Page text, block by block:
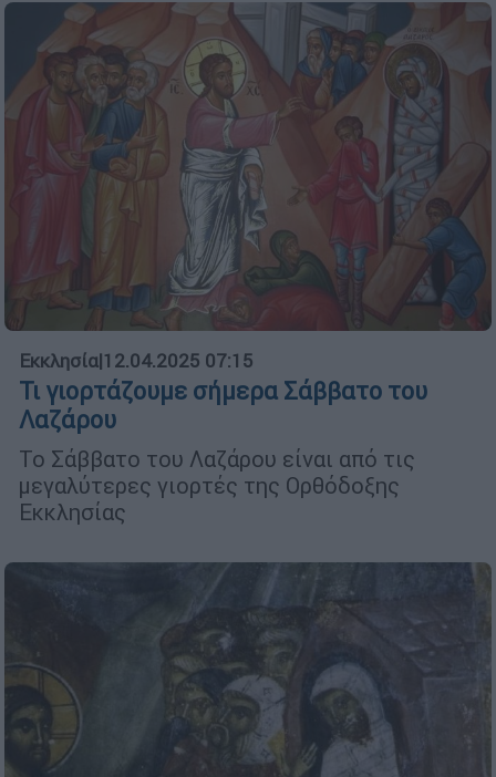
Εκκλησία|12.04.2025 07:15
Τι γιορτάζουμε σήμερα Σάββατο του
Λαζάρου
Το Σάββατο του Λαζάρου είναι από τις
μεγαλύτερες γιορτές της Ορθόδοξης
Εκκλησίας